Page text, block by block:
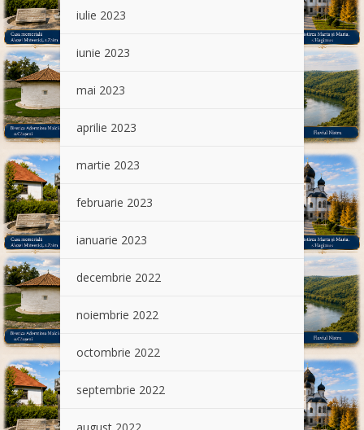
iulie 2023
iunie 2023
mai 2023
aprilie 2023
martie 2023
februarie 2023
ianuarie 2023
decembrie 2022
noiembrie 2022
octombrie 2022
septembrie 2022